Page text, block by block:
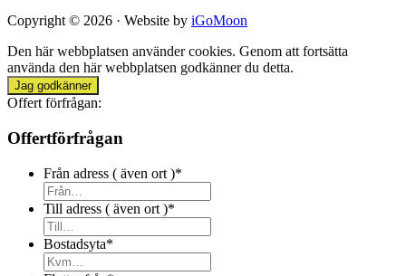
Copyright © 2026 · Website by iGoMoon
Den här webbplatsen använder cookies. Genom att fortsätta
använda den här webbplatsen godkänner du detta.
Jag godkänner
Offert förfrågan:
Offertförfrågan
Från adress ( även ort )*
Till adress ( även ort )*
Bostadsyta*